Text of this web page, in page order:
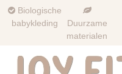
Biologische
babykleding
Duurzame
materialen